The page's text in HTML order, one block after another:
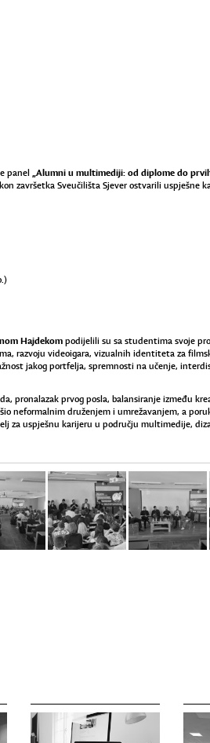
panel „Alumni u multimediji: od diplome do
završetka Sveučilišta Sjever ostvarili uspješne
Hajdekom podijelili su sa studentima svoje
razvoju videoigara, vizualnih identiteta za
jakog portfelja, spremnosti na učenje,
pronalazak prvog posla, balansiranje između
neformalnim druženjem i umrežavanjem, a
za uspješnu karijeru u području multimedije,